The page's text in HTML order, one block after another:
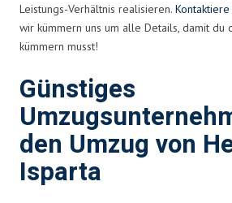
Leistungs-Verhältnis realisieren. Kontaktiere
wir kümmern uns um alle Details, damit du
kümmern musst!
Günstiges
den Umzug von
Isparta